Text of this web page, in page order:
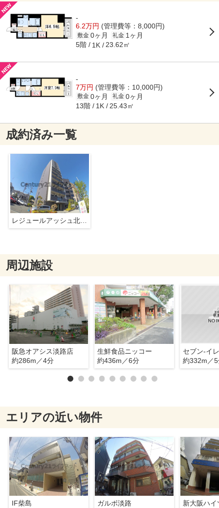
-
6.2万円 (管理費等：8,000円)
敷金 0ヶ月 礼金 1ヶ月
5階 1K 23.62㎡
-
7万円 (管理費等：10,000円)
敷金 0ヶ月 礼金 0ヶ月
13階 1K 25.43㎡
成約済み一覧
レジュールアッシュ北大阪グランドステージ
周辺施設
阪急オアシス淡路店
約286m／4分
生鮮食品ニッコー
約436m／6分
約332m／
エリアの近い物件
IF柴島
ガルボ淡路
新大阪ハイ